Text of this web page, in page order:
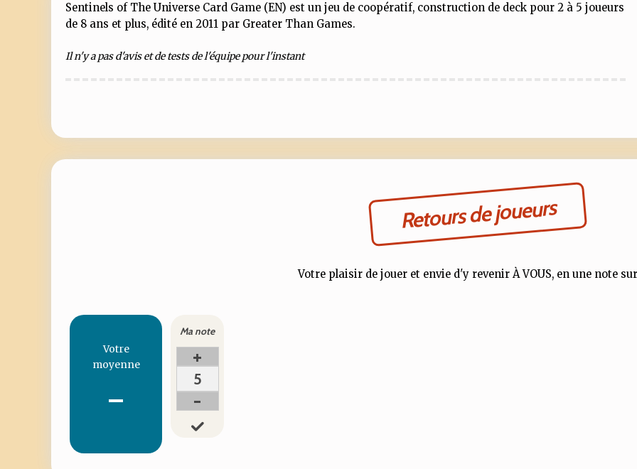
Sentinels of The Universe Card Game (EN) est un jeu de coopératif, construction de deck pour 2 à 5 joueurs
de 8 ans et plus, édité en 2011 par Greater Than Games.
Il n'y a pas d'avis et de tests de l'équipe pour l'instant
Retours de joueurs
Votre plaisir de jouer et envie d'y revenir À VOUS, en une note
Votre
moyenne
-
Ma note
+
5
-